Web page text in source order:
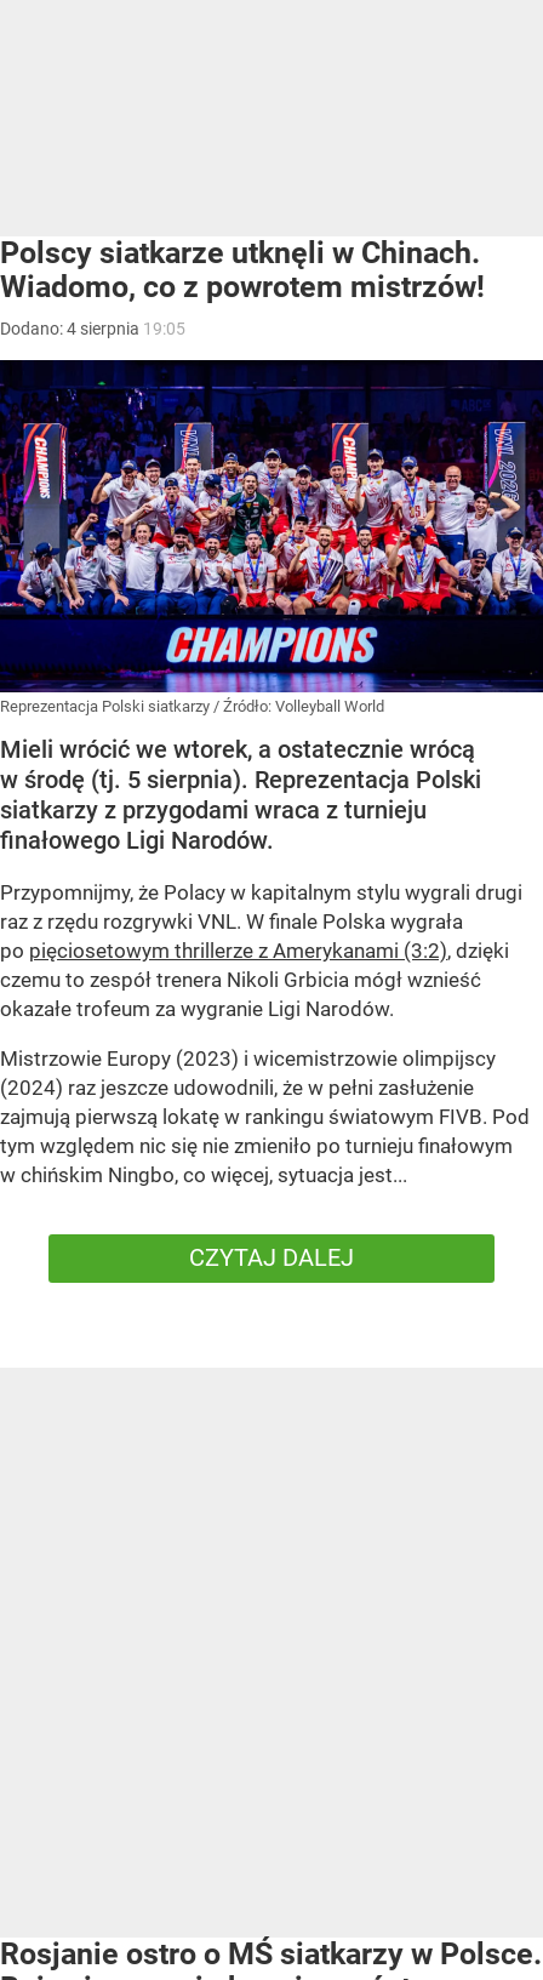
Polscy siatkarze utknęli w Chinach.
Wiadomo, co z powrotem mistrzów!
Dodano:4 sierpnia 19:05
Reprezentacja Polski siatkarzy / Źródło: Volleyball World
Mieli wrócić we wtorek, a ostatecznie wrócą
w środę (tj. 5 sierpnia). Reprezentacja Polski
siatkarzy z przygodami wraca z turnieju
finałowego Ligi Narodów.
Przypomnijmy, że Polacy w kapitalnym stylu wygrali drugi
raz z rzędu rozgrywki VNL. W finale Polska wygrała
po pięciosetowym thrillerze z Amerykanami (3:2), dzięki
czemu to zespół trenera Nikoli Grbicia mógł wznieść
okazałe trofeum za wygranie Ligi Narodów.
Mistrzowie Europy (2023) i wicemistrzowie olimpijscy
(2024) raz jeszcze udowodnili, że w pełni zasłużenie
zajmują pierwszą lokatę w rankingu światowym FIVB. Pod
tym względem nic się nie zmieniło po turnieju finałowym
w chińskim Ningbo, co więcej, sytuacja jest...
CZYTAJ DALEJ
Rosjanie ostro o MŚ siatkarzy w Polsce.